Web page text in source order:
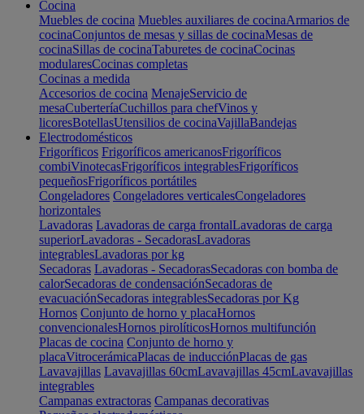
Cocina
Muebles de cocina Muebles auxiliares de cocinaArmarios de
cocinaConjuntos de mesas y sillas de cocinaMesas de
cocinaSillas de cocinaTaburetes de cocinaCocinas
modularesCocinas completas
Cocinas a medida
Accesorios de cocina MenajeServicio de
mesaCuberteríaCuchillos para chefVinos y
licoresBotellasUtensilios de cocinaVajillaBandejas
Electrodomésticos
Frigoríficos Frigoríficos americanosFrigoríficos
combiVinotecasFrigoríficos integrablesFrigoríficos
pequeñosFrigoríficos portátiles
Congeladores Congeladores verticalesCongeladores
horizontales
Lavadoras Lavadoras de carga frontalLavadoras de carga
superiorLavadoras - SecadorasLavadoras
integrablesLavadoras por kg
Secadoras Lavadoras - SecadorasSecadoras con bomba de
calorSecadoras de condensaciónSecadoras de
evacuaciónSecadoras integrablesSecadoras por Kg
Hornos Conjunto de horno y placaHornos
convencionalesHornos pirolíticosHornos multifunción
Placas de cocina Conjunto de horno y
placaVitrocerámicaPlacas de inducciónPlacas de gas
Lavavajillas Lavavajillas 60cmLavavajillas 45cmLavavajillas
integrables
Campanas extractoras Campanas decorativas